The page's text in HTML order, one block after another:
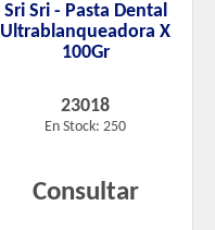
Sri Sri - Pasta Dental
Ultrablanqueadora X
100Gr
23018
En Stock: 250
Consultar